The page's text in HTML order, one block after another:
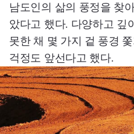
남도인의 삶의 풍정을 찾
았다고 했다. 다양하고 깊
못한 채 몇 가지 겉 풍경
걱정도 앞선다고 했다.